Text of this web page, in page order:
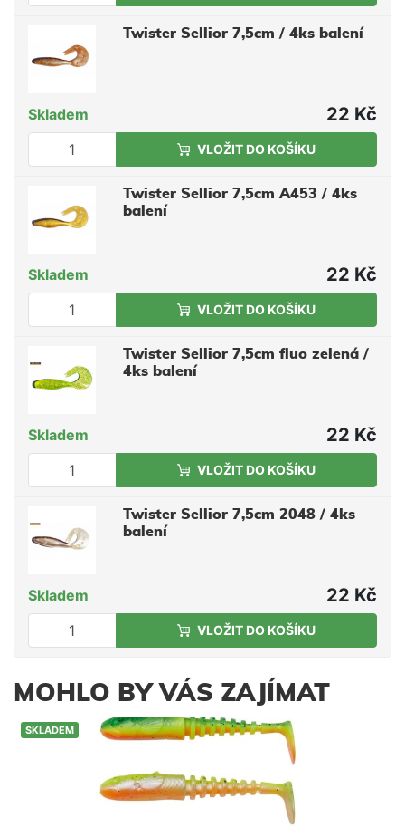
Twister Sellior 7,5cm / 4ks balení
Skladem 22 Kč
VLOŽIT DO KOŠÍKU
Twister Sellior 7,5cm A453 / 4ks
balení
Skladem 22 Kč
VLOŽIT DO KOŠÍKU
Twister Sellior 7,5cm fluo zelená /
4ks balení
Skladem 22 Kč
VLOŽIT DO KOŠÍKU
Twister Sellior 7,5cm 2048 / 4ks
balení
Skladem 22 Kč
VLOŽIT DO KOŠÍKU
MOHLO BY VÁS ZAJÍMAT
SKLADEM